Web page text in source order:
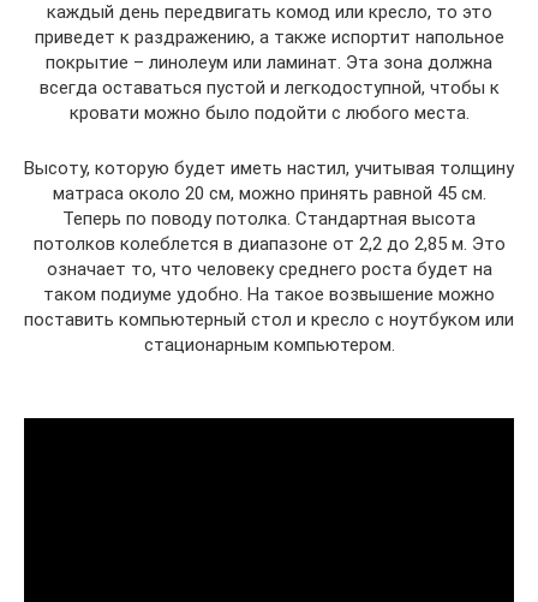
каждый день передвигать комод или кресло, то это
приведет к раздражению, а также испортит напольное
покрытие – линолеум или ламинат. Эта зона должна
всегда оставаться пустой и легкодоступной, чтобы к
кровати можно было подойти с любого места.
Высоту, которую будет иметь настил, учитывая толщину
матраса около 20 см, можно принять равной 45 см.
Теперь по поводу потолка. Стандартная высота
потолков колеблется в диапазоне от 2,2 до 2,85 м. Это
означает то, что человеку среднего роста будет на
таком подиуме удобно. На такое возвышение можно
поставить компьютерный стол и кресло с ноутбуком или
стационарным компьютером.